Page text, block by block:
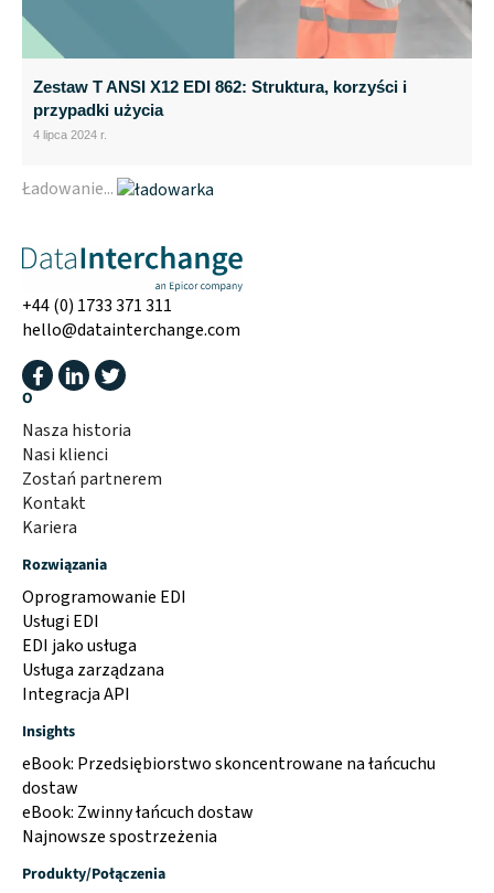
Zestaw T ANSI X12 EDI 862: Struktura, korzyści i
przypadki użycia
4 lipca 2024 r.
Ładowanie...
+44 (0) 1733 371 311
hello@datainterchange.com
O
Nasza historia
Nasi klienci
Zostań partnerem
Kontakt
Kariera
Rozwiązania
Oprogramowanie EDI
Usługi EDI
EDI jako usługa
Usługa zarządzana
Integracja API
Insights
eBook: Przedsiębiorstwo skoncentrowane na łańcuchu
dostaw
eBook: Zwinny łańcuch dostaw
Najnowsze spostrzeżenia
Produkty/Połączenia